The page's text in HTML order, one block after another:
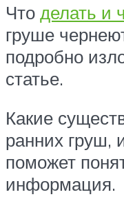
Что делать и
груше
подробно
статье.
Какие
ранних груш,
поможет
информация.